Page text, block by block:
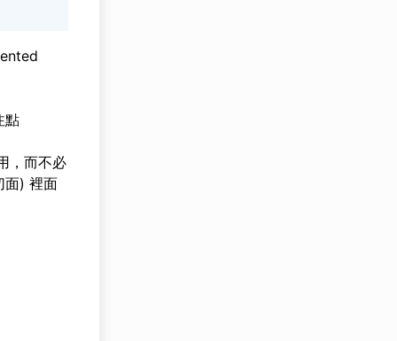
點
，而不必
面) 裡面